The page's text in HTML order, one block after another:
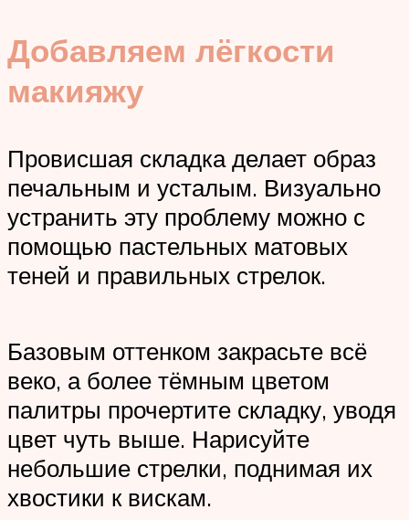
Добавляем лёгкости
макияжу
Провисшая складка делает образ
печальным и усталым. Визуально
устранить эту проблему можно с
помощью пастельных матовых
теней и правильных стрелок.
Базовым оттенком закрасьте всё
веко, а более тёмным цветом
палитры прочертите складку, уводя
цвет чуть выше. Нарисуйте
небольшие стрелки, поднимая их
хвостики к вискам.